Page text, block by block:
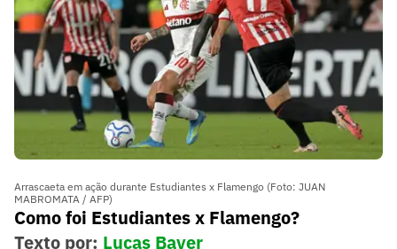
Arrascaeta em ação durante Estudiantes x Flamengo (Foto: JUAN
MABROMATA / AFP)
Como foi Estudiantes x Flamengo?
Texto por: Lucas Bayer